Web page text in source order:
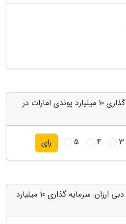
به "تور دبی ارزان: سرمایه گذاری 10 میلیارد پوندی امارات در
3
4
5 رای
دیدگاه های مرتبط با "تور دبی ارزان: سرمایه گذاری 10 میلیارد